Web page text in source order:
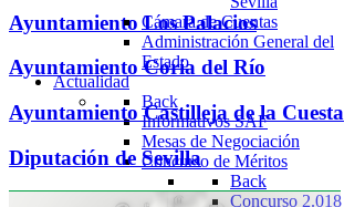
Cámara de Cuentas
Administración General del
Estado
Actualidad
Back
Informativos SAF
Mesas de Negociación
Concurso de Méritos
Back
Concurso 2.018
Ayuntamiento Los Palacios
Ayuntamiento Coria del Río
Ayuntamiento Castilleja de la Cuesta
Diputación de Sevilla